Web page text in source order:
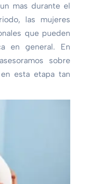
mas durante el
las mujeres
que pueden
en general. En
sobre
esta etapa tan